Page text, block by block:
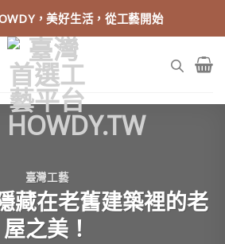
，美好生活，從工藝開始
臺灣工藝
藏在老舊建築裡的老
屋之美！